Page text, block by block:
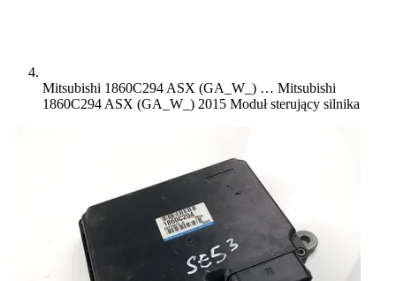
Mitsubishi 1860C294 ASX (GA_W_) … Mitsubishi
1860C294 ASX (GA_W_) 2015 Moduł sterujący silnika